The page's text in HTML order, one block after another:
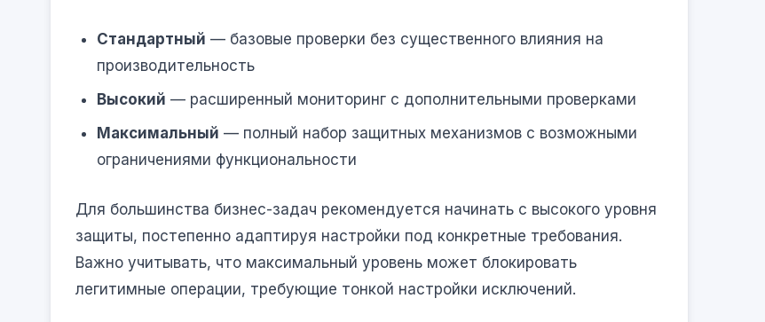
Стандартный — базовые проверки без существенного влияния на
производительность
Высокий — расширенный мониторинг с дополнительными проверками
Максимальный — полный набор защитных механизмов с возможными
ограничениями функциональности
Для большинства бизнес-задач рекомендуется начинать с высокого уровня
защиты, постепенно адаптируя настройки под конкретные требования.
Важно учитывать, что максимальный уровень может блокировать
легитимные операции, требующие тонкой настройки исключений.